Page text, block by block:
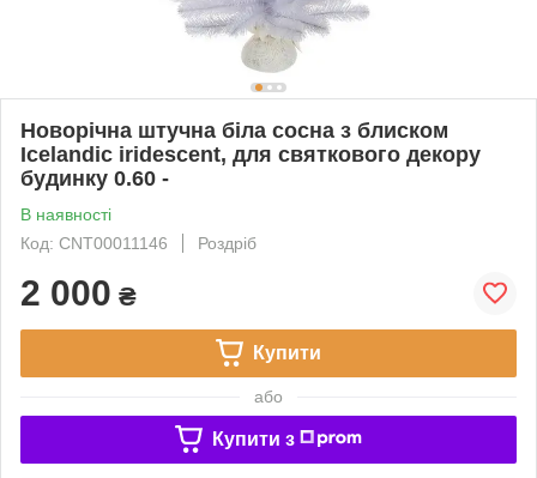
Новорічна штучна біла сосна з блиском
Icelandic iridescent, для святкового декору
будинку 0.60 -
В наявності
Код: CNT00011146
Роздріб
2 000 ₴
Купити
або
Купити з